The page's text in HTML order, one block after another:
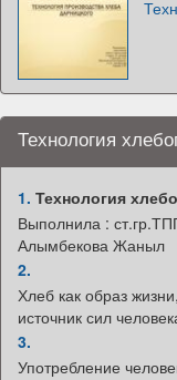
Технология
1. Технология
Выполнила :
Алымбекова Жаныл
2.
Хлеб как образ
источник сил
3.
Употребление